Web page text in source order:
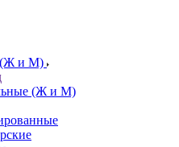
(Ж и М)
(Ж и М)